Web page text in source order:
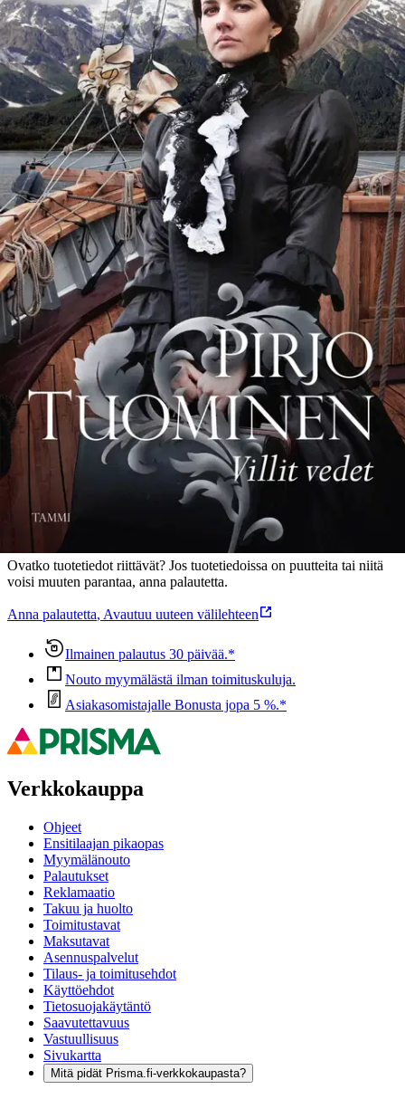
Tuotekuvaus
Kiehtova ja dramaattinen kuvaus suomalaisista Alaskan kultamailla.
Kun parkkialus Nikolai aloittaa vuonna 1839 matkansa Venäjän
keisarillisen imperiumin laidalta toiselle, Helsingistä Sitkaan,
Venäjän Amerikan pääkaupunkiin, lähtijöitä on aina
kenraalikuvernööristä ja pastori Uno Cygnaeuksesta nuoreen
palvelustyttöön Katarina Opmaniin. Takanaan ristiriitainen,
salaisuuksia kätkevä lapsuus Katarina lähtee matkalle, joka muuttaa
hänen elämänsä suunnan.Valtavan Alaskan karu kauneus,
kesyttömät intiaanit outoine tapoineen, lempeät aleutit, Sitkan
värikäs seurapiirielämä, jännitys ja rakkaus täyttävät kauniin ja
itsenäisen Katriinan elämän. Pirjo Tuomisen historiallisiin
tapahtumiin pohjautuva kiehtova romaani vie lukijansa Venäjän
Tyynenmeren kuohuvaan meri-imperiumiin, joka palveli Pietarin
pohjatonta ahneutta ja merkitsi asukkailleen usein äkkirikkautta tai
äkkikuolemaa.
Näytä lisää tuotekuvausta
Ominaisuudet
Oletko tyytyväinen tuotetietoihin?
Ovatko tuotetiedot riittävät? Jos tuotetiedoissa on puutteita tai niitä
voisi muuten parantaa, anna palautetta.
Anna palautetta, Avautuu uuteen välilehteen
Ilmainen palautus 30 päivää.*
Nouto myymälästä ilman toimituskuluja.
Asiakasomistajalle Bonusta jopa 5 %.*
Verkkokauppa
Ohjeet
Ensitilaajan pikaopas
Myymälänouto
Palautukset
Reklamaatio
Takuu ja huolto
Toimitustavat
Maksutavat
Asennuspalvelut
Tilaus- ja toimitusehdot
Käyttöehdot
Tietosuojakäytäntö
Saavutettavuus
Vastuullisuus
Sivukartta
Mitä pidät Prisma.fi-verkkokaupasta?